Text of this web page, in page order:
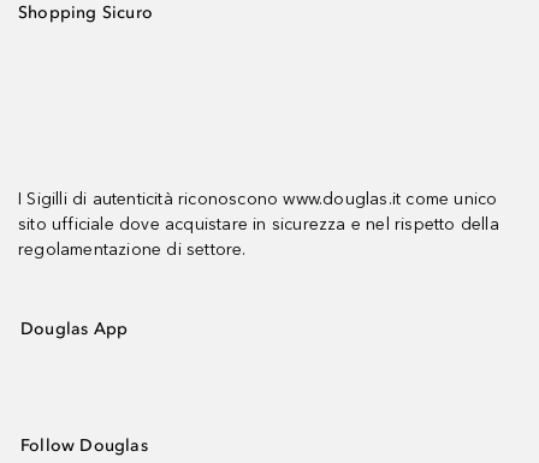
Shopping Sicuro
I Sigilli di autenticità riconoscono www.douglas.it come unico
sito ufficiale dove acquistare in sicurezza e nel rispetto della
regolamentazione di settore.
Douglas App
Follow Douglas